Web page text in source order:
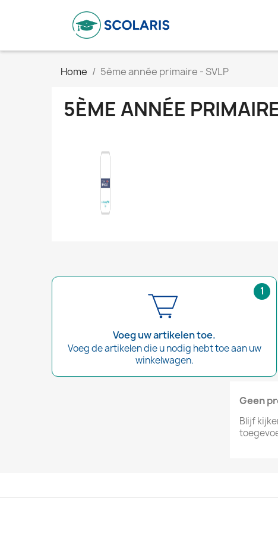
Home 5ème année primaire - SVLP
5ÈME ANNÉE
1
Voeg uw artikelen toe.
Voeg de artikelen die u nodig hebt toe aan uw
winkelwagen.
Geen
Blijf